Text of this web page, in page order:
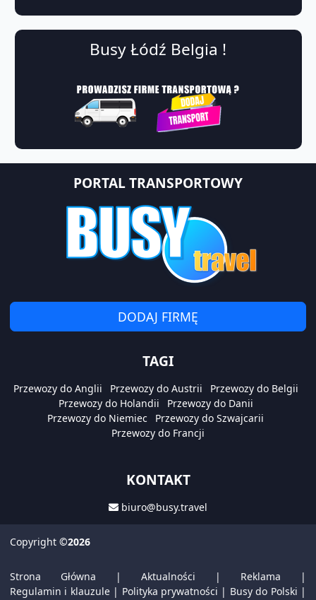
Busy Łódź Belgia !
PORTAL TRANSPORTOWY
DODAJ FIRMĘ
TAGI
Przewozy do Anglii Przewozy do Austrii
Przewozy do Belgii
Przewozy do Holandii
Przewozy do Danii
Przewozy do Niemiec
Przewozy do Szwajcarii
Przewozy do Francji
KONTAKT
biuro@busy.travel
Copyright ©2026
Strona Główna | Aktualności | Reklama |
Regulamin i klauzule| Polityka prywatności | Busy do Polski |